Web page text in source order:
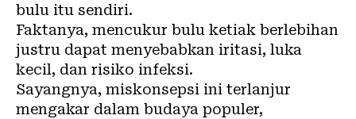
bulu itu sendiri.
Faktanya, mencukur bulu ketiak berlebihan
justru dapat menyebabkan iritasi, luka
kecil, dan risiko infeksi.
Sayangnya, miskonsepsi ini terlanjur
mengakar dalam budaya populer,